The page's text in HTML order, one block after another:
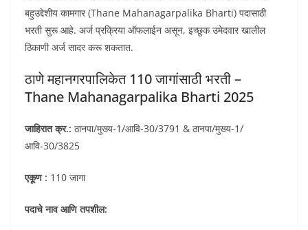
बहुउद्देशीय कामगार (Thane Mahanagarpalika Bharti) पदासाठी
भरती सुरू आहे. अर्ज प्रक्रिया ऑफलाईन असून, इच्छुक उमेदवार खालील
ठिकाणी अर्ज सादर करू शकतात.
ठाणे महानगरपालिकेत 110 जागांसाठी भरती –
Thane Mahanagarpalika Bharti 2025
जाहिरात क्र.: ठानपा/मुख्य-1/आवि-30/3791 & ठानपा/मुख्य-1/
आवि-30/3825
एकूण : 110 जागा
पदाचे नाव आणि तपशील: